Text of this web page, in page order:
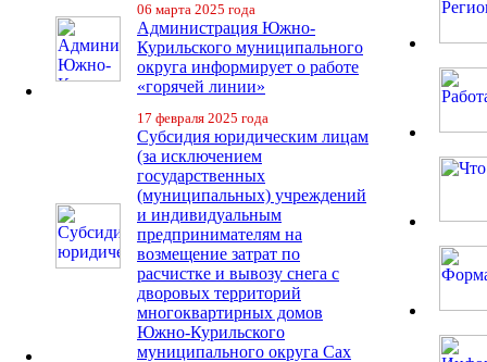
06 марта 2025 года
Администрация Южно-
Курильского муниципального
округа информирует о работе
«горячей линии»
17 февраля 2025 года
Субсидия юридическим лицам
(за исключением
государственных
(муниципальных) учреждений
и индивидуальным
предпринимателям на
возмещение затрат по
расчистке и вывозу снега с
дворовых территорий
многоквартирных домов
Южно-Курильского
муниципального округа Сах